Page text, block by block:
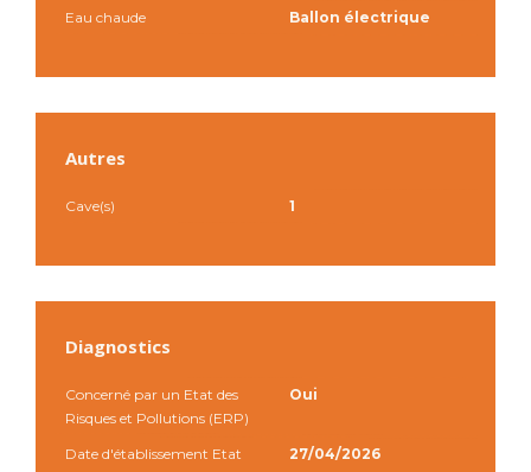
Eau chaude
Ballon électrique
Autres
Cave(s) 1
Diagnostics
Concerné par un Etat des
Risques et Pollutions (ERP)
Oui
Date d'établissement Etat
27/04/2026